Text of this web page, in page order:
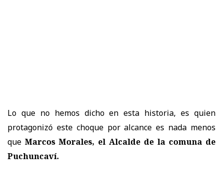
Lo que no hemos dicho en esta historia, es quien
protagonizó este choque por alcance es nada menos
que Marcos Morales, el Alcalde de la comuna de
Puchuncaví.